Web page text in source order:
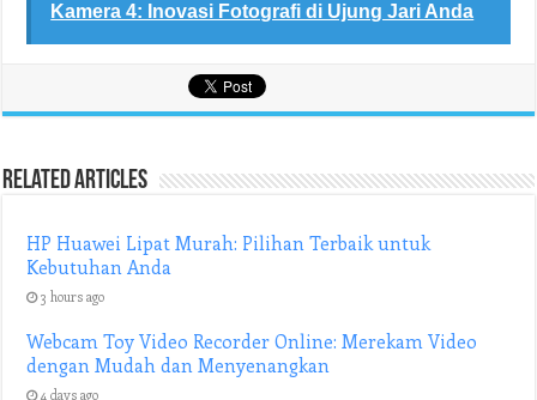
Kamera 4: Inovasi Fotografi di Ujung Jari Anda
Related Articles
HP Huawei Lipat Murah: Pilihan Terbaik untuk
Kebutuhan Anda
3 hours ago
Webcam Toy Video Recorder Online: Merekam Video
dengan Mudah dan Menyenangkan
4 days ago